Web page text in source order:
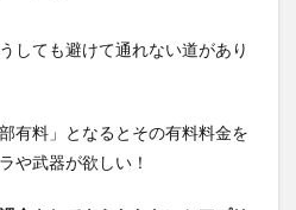
しても避けて通れない道があり
有料」となるとその有料料金を
や武器が欲しい！